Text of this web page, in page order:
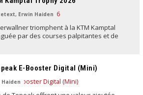
Erwin Haiden
triomphent à la KTM Kamptal
par des courses palpitantes et de
E-Booster Digital (Mini)
Haiden